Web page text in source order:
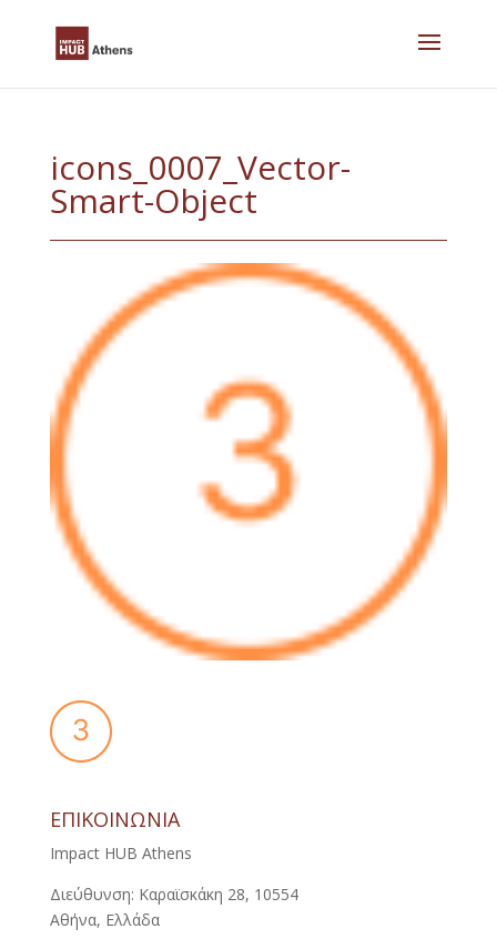
icons_0007_Vector-
Smart-Object
ΕΠΙΚΟΙΝΩΝΙΑ
Impact HUB Athens
Διεύθυνση: Καραϊσκάκη 28, 10554
Αθήνα, Ελλάδα